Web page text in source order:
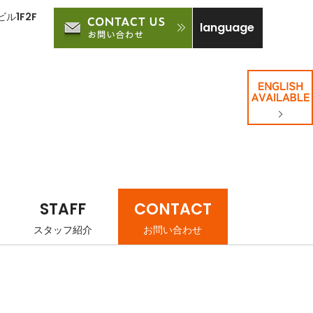
language
1F2F
STAFF
スタッフ紹介
CONTACT
お問い合わせ